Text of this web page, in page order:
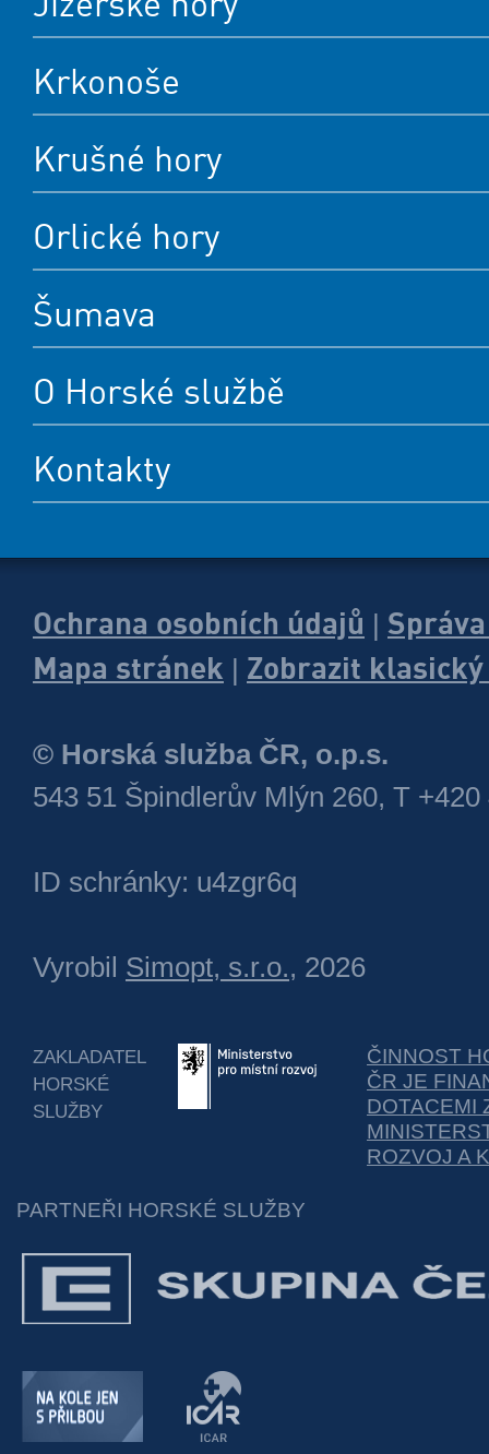
Krkonoše
Krušné hory
Orlické hory
Šumava
O Horské službě
Kontakty
Ochrana osobních údajů |
Mapa stránek | Zobrazit
© Horská služba ČR, o.p.s.
543 51 Špindlerův Mlýn 260, T +420
ID schránky: u4zgr6q
Vyrobil Simopt, s.r.o., 2026
ZAKLADATEL
HORSKÉ
SLUŽBY
ČINNOST
ČR JE
DOTACEMI
ROZVOJ A
PARTNEŘI HORSKÉ SLUŽBY